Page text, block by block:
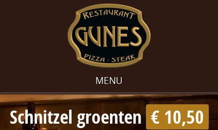
MENU
Schnitzel groenten € 10,50